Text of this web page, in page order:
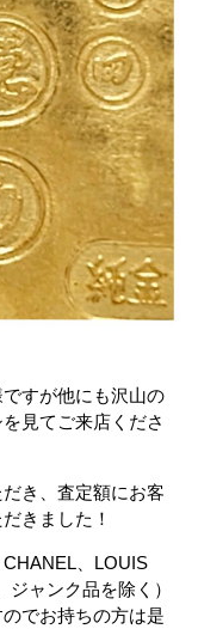
すが他にも沢山の
見てご来店くださ
き、査定額にお客
きました！
、LOUIS
ャンク品を除く）
でお持ちの方は是